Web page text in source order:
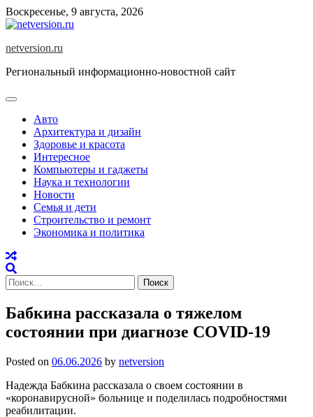
Skip
to
Воскресенье, 9 августа, 2026
netversion.ru
Региональный информационно-новостной сайт
Авто
Архитектура и дизайн
Здоровье и красота
Интересное
Компьютеры и гаджеты
Наука и технологии
Новости
Семья и дети
Строительство и ремонт
Экономика и политика
Найти:
Бабкина рассказала о тяжелом
состоянии при диагнозе COVID-19
Posted on 06.06.2026 by netversion
Надежда Бабкина рассказала о своем состоянии в
«коронавирусной» больнице и поделилась подробностями
реабилитации.